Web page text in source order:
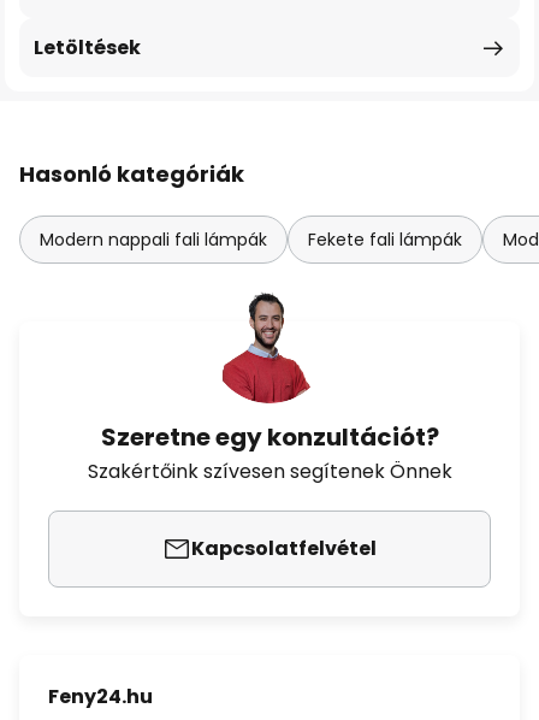
Letöltések
Hasonló kategóriák
Modern nappali fali lámpák Fekete fali lámpák
Szeretne egy konzultációt?
Szakértőink szívesen segítenek Önnek
Kapcsolatfelvétel
Feny24.hu